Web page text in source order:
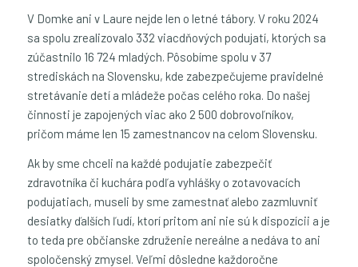
V Domke ani v Laure nejde len o letné tábory. V roku 2024
sa spolu zrealizovalo 332 viacdňových podujatí, ktorých sa
zúčastnilo 16 724 mladých. Pôsobíme spolu v 37
strediskách na Slovensku, kde zabezpečujeme pravidelné
stretávanie detí a mládeže počas celého roka. Do našej
činnosti je zapojených viac ako 2 500 dobrovoľníkov,
pričom máme len 15 zamestnancov na celom Slovensku.
Ak by sme chceli na každé podujatie zabezpečiť
zdravotníka či kuchára podľa vyhlášky o zotavovacích
podujatiach, museli by sme zamestnať alebo zazmluvniť
desiatky ďalších ľudí, ktorí pritom ani nie sú k dispozícii a je
to teda pre občianske združenie nereálne a nedáva to ani
spoločenský zmysel. Veľmi dôsledne každoročne